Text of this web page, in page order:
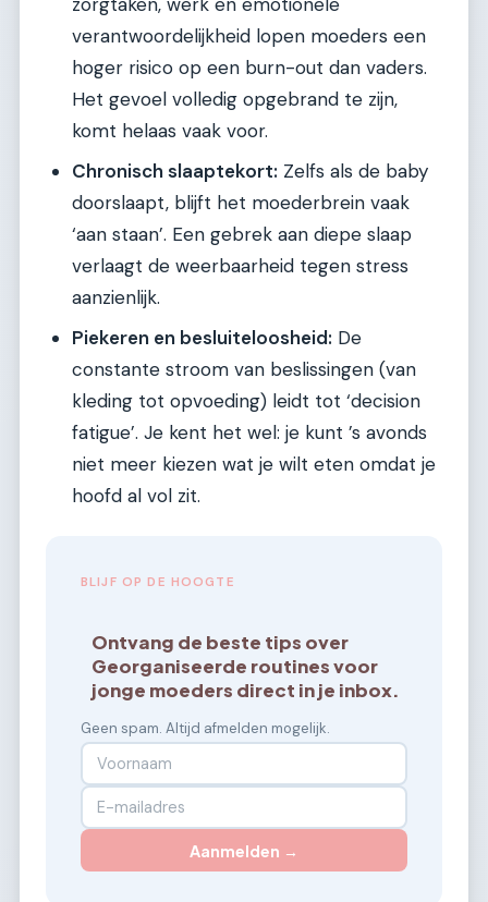
verantwoordelijkheid lopen moeders een
hoger risico op een burn-out dan vaders.
Het gevoel volledig opgebrand te zijn,
komt helaas vaak voor.
Chronisch slaaptekort: Zelfs als de baby
doorslaapt, blijft het moederbrein vaak
‘aan staan’. Een gebrek aan diepe slaap
verlaagt de weerbaarheid tegen stress
aanzienlijk.
Piekeren en besluiteloosheid: De
constante stroom van beslissingen (van
kleding tot opvoeding) leidt tot ‘decision
fatigue’. Je kent het wel: je kunt ’s avonds
niet meer kiezen wat je wilt eten omdat je
hoofd al vol zit.
BLIJF OP DE HOOGTE
Ontvang de beste tips over
Georganiseerde routines voor
jonge moeders direct in je inbox.
Geen spam. Altijd afmelden mogelijk.
Aanmelden →